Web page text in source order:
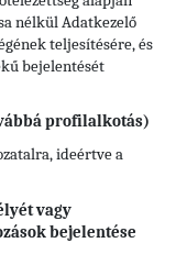
nélkül Adatkezelő
teljesítésére, és
bejelentését
profilalkotás)
ideértve a
vagy
bejelentése